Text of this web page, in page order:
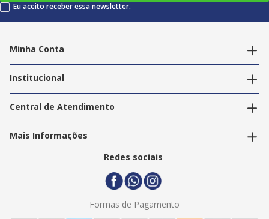
Eu aceito receber essa newsletter.
Minha Conta
Editar endereços
Institucional
Nossas Lojas
Trabalhe Conosco
Central de Atendimento
Política de Privacidade
Termos e Condições
Politica de Entrega
Mais Informações
2ª Via Nota Fiscal
Redes sociais
Formas de Pagamento